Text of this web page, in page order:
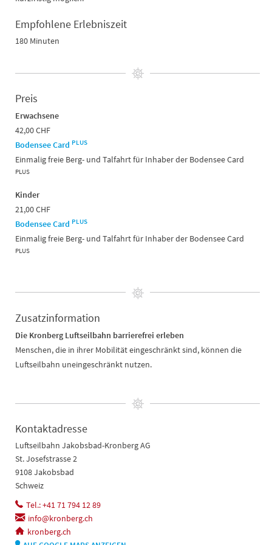
Empfohlene Erlebniszeit
180 Minuten
Preis
Erwachsene
42,00 CHF
Bodensee Card PLUS
Einmalig freie Berg- und Talfahrt für Inhaber der Bodensee Card
PLUS
Kinder
21,00 CHF
Bodensee Card PLUS
Einmalig freie Berg- und Talfahrt für Inhaber der Bodensee Card
PLUS
Zusatzinformation
Die Kronberg Luftseilbahn barrierefrei erleben
Menschen, die in ihrer Mobilität eingeschränkt sind, können die
Luftseilbahn uneingeschränkt nutzen.
Kontaktadresse
Luftseilbahn Jakobsbad-Kronberg AG
St. Josefstrasse 2
9108 Jakobsbad
Schweiz
Tel.: +41 71 794 12 89
info@kronberg.ch
kronberg.ch